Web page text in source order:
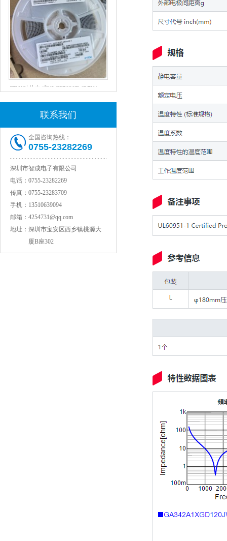
TDK贴片电感VLCF5020T-4R7N1R7-1
联系我们
全国咨询热线：
0755-23282269
深圳市智成电子有限公司
电话： 0755-23282269
传真： 0755-23283709
手机： 13510639094
邮箱： 4254731@qq.com
地址： 深圳市宝安区西乡镇桃源大
厦B座302